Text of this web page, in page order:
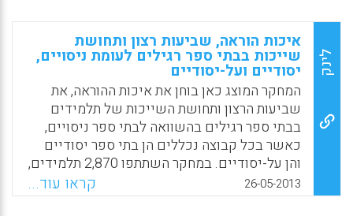
WhatsApp
Facebook
Email
X
לינק
איכות הוראה, שביעות רצון ותחושת
שייכות בבתי ספר רגילים לעומת ניסויים,
יסודיים ועל-יסודיים
המחקר המוצג כאן בוחן את איכות ההוראה, את
שביעות הרצון ותחושת השייכות של תלמידים
בבתי ספר רגילים בהשוואה לבתי ספר ניסויים,
כאשר בכל קבוצה נכללים הן בתי ספר יסודיים
והן על-יסודיים. במחקר השתתפו 2,870 תלמידים,
ו-1,479 תלמידים למדו בבתי ספר ניסויים
26-05-2013 קראו עוד...